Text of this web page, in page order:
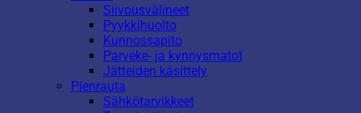
Siivousvälineet
Pyykkihuolto
Kunnossapito
Parveke- ja kynnysmatot
Jätteiden käsittely
Pienrauta
Sähkötarvikkeet